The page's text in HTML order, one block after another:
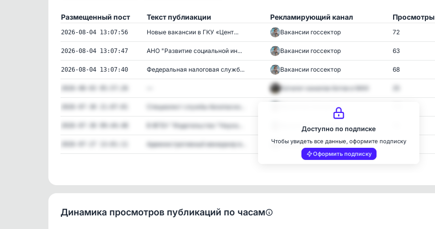
Размещенный пост Текст публиакции Рекламирующий канал Просмотры
2026-08-04 13:07:56 Новые вакансии в ГКУ «Цент... Вакансии госсектор 72
2026-08-04 13:07:47 АНО "Развитие социальной ин... Вакансии госсектор 63
2026-08-04 13:07:40 Федеральная налоговая служб... Вакансии госсектор 68
Каталог каналов ботов в MAX
Специалист службы безопасно... Вакансии госсектор
В ФГБУ "Издательство "Наука... Вакансии госсектор
Административный менеджер в... Вакансии госсектор 317
Доступно по подписке
Чтобы увидеть все данные, оформите подписку
Оформить подписку
Динамика просмотров публикаций по часам